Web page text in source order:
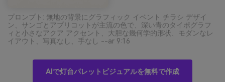
プロンプト: 無地の背景にグラフィック イベント チラシ デザイ
ン、サンゴとアプリコットが主流の色で、深い青のタイポグラフ
ィと小さなアクア アクセント、大胆な幾何学的形状、モダンなレ
イアウト、写真なし、手なし --ar 9:16
AIで灯台パレットビジュアルを無料で作成